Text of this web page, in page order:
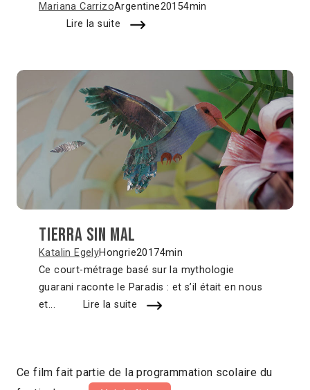
Mariana CarrizoArgentine20154min
Lire la suite
Tierra sin mal
Katalin EgelyHongrie20174min
Ce court-métrage basé sur la mythologie
guarani raconte le Paradis : et s’il était en nous
et...
Lire la suite
Ce film fait partie de la programmation scolaire du